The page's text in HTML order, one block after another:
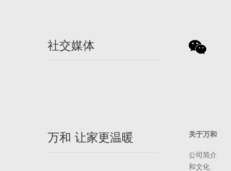
社交媒体
万和 让家更温暖 关于万和
公司简介
和文化